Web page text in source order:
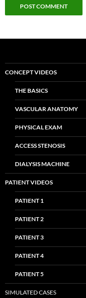
CONCEPT VIDEOS
THE BASICS
VASCULAR ANATOMY
PHYSICAL EXAM
ACCESS STENOSIS
DIALYSIS MACHINE
PATIENT VIDEOS
PATIENT 1
PATIENT 2
PATIENT 3
PATIENT 4
PATIENT 5
SIMULATED CASES